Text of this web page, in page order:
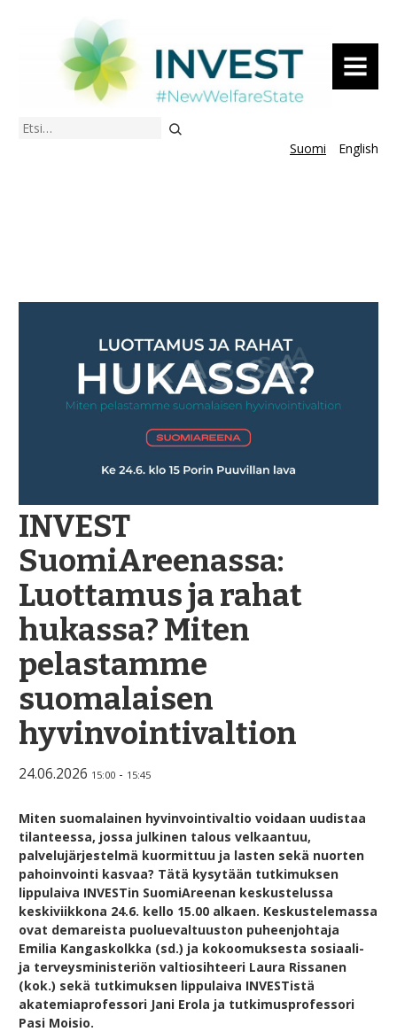
VALIKKO
Etsi
Suomi
English
INVEST
SuomiAreenassa:
Luottamus ja rahat
hukassa? Miten
pelastamme
suomalaisen
hyvinvointivaltion
24.06.2026 15:00 - 15:45
Miten suomalainen hyvinvointivaltio voidaan uudistaa
tilanteessa, jossa julkinen talous velkaantuu,
palvelujärjestelmä kuormittuu ja lasten sekä nuorten
pahoinvointi kasvaa? Tätä kysytään tutkimuksen
lippulaiva INVESTin SuomiAreenan keskustelussa
keskiviikkona 24.6. kello 15.00 alkaen. Keskustelemassa
ovat demareista puoluevaltuuston puheenjohtaja
Emilia Kangaskolkka (sd.) ja kokoomuksesta sosiaali-
ja terveysministeriön valtiosihteeri Laura Rissanen
(kok.) sekä tutkimuksen lippulaiva INVESTistä
akatemiaprofessori Jani Erola ja tutkimusprofessori
Pasi Moisio.